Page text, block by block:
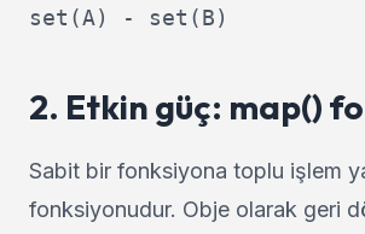
2. Etkin güç: map()
Sabit bir fonksiyona toplu işlem
fonksiyonudur. Obje olarak geri